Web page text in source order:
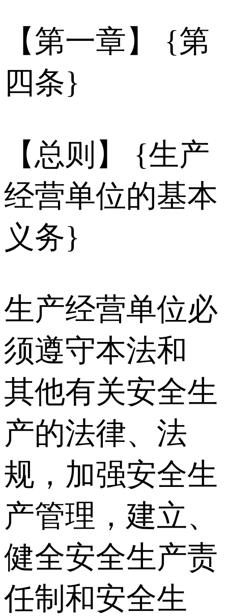
【第一章】 {第
四条}
【总则】 {生产
经营单位的基本
义务}
生产经营单位必
须遵守本法和
其他有关安全生
产的法律、法
规，加强安全生
产管理，建立、
健全安全生产责
任制和安全生